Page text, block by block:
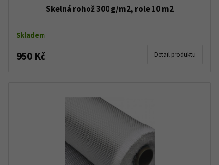
Skelná rohož 300 g/m2, role 10 m2
Skladem
950 Kč Detail produktu